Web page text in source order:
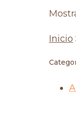
Inicio